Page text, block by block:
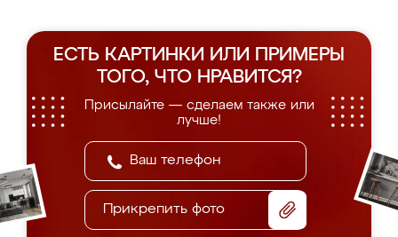
ЕСТЬ КАРТИНКИ ИЛИ ПРИМЕРЫ
ТОГО, ЧТО НРАВИТСЯ?
Присылайте — сделаем также или
лучше!
Прикрепить фото